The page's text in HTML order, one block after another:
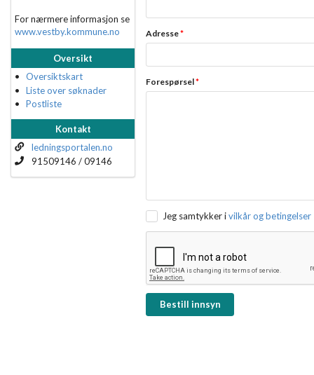
For nærmere informasjon se
www.vestby.kommune.no
Oversikt
Oversiktskart
Liste over søknader
Postliste
Kontakt
ledningsportalen.no
91509146 / 09146
Adresse*
Forespørsel*
Jeg samtykker i vilkår og betingelser
Bestill innsyn